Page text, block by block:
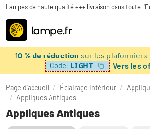
Lampes de haute qualité +++ livraison dans toute
10 % de réduction sur les plafonniers
Code: LIGHT Vers les
Page d’accueil / Éclairage intérieur /
/ Appliques Antiques
Appliques Antiques